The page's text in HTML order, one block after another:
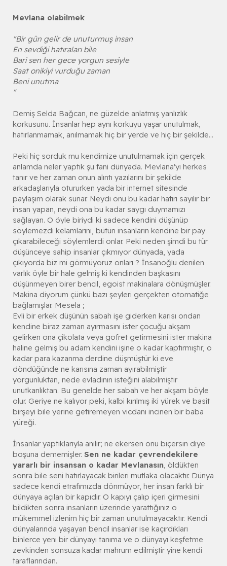
Mevlana olabilmek
"Bir gün gelir de unuturmuş insan
En sevdiği hatıraları bile
Bari sen her gece yorgun sesiyle
Saat onikiyi vurduğu zaman
Beni unutma
"
Demiş Selda Bağcan, ne güzelde anlatmış yanlızlık
korkusunu. İnsanlar hep aynı korkuyu yaşar unutulmak,
hatırlanmamak, anılmamak hiç bir yerde ve hiç bir şekilde...
Peki hiç sorduk mu kendimize unutulmamak için gerçek
anlamda neler yaptık şu fani dünyada. Mevlana'yı herkes
tanır ve her zaman onun alıntı yazılarını bir şekilde
arkadaşlarıyla otururken yada bir internet sitesinde
paylaşım olarak sunar. Neydi onu bu kadar hatırı sayılır bir
insan yapan, neydi ona bu kadar saygı duymamızı
sağlayan. O öyle biriydi ki sadece kendini düşünüp
söylemezdi kelamlarını, bütün insanların kendine bir pay
çıkarabileceği söylemlerdi onlar. Peki neden şimdi bu tür
düşünceye sahip insanlar çıkmıyor dünyada, yada
çıkıyorda biz mi görmüyoruz onları ? İnsanoğlu denilen
varlık öyle bir hale gelmiş ki kendinden başkasını
düşünmeyen birer bencil, egoist makinalara dönüşmüşler.
Makina diyorum çünkü bazı şeyleri gerçekten otomatiğe
bağlamışlar. Mesela ;
Evli bir erkek düşünün sabah işe giderken karısı ondan
kendine biraz zaman ayırmasını ister çocuğu akşam
gelirken ona çikolata veya gofret getirmesini ister makina
haline gelmiş bu adam kendini işine o kadar kaptırmıştır, o
kadar para kazanma derdine düşmüştür ki eve
döndüğünde ne karısına zaman ayırabilmiştir
yorgunluktan, nede evladının isteğini alabilmiştir
unutkanlıktan. Bu genelde her sabah ve her akşam böyle
olur. Geriye ne kalıyor peki, kalbi kırılmış iki yürek ve basit
birşeyi bile yerine getiremeyen vicdanı incinen bir baba
yüreği.
İnsanlar yaptıklarıyla anılır; ne ekersen onu biçersin diye
boşuna dememişler. Sen ne kadar çevrendekilere
yararlı bir insansan o kadar Mevlanasın , öldükten
sonra bile seni hatırlayacak birileri mutlaka olacaktır. Dünya
sadece kendi etrafımızda dönmüyor, her insan farklı bir
dünyaya açılan bir kapıdır. O kapıyı çalıp içeri girmesini
bildikten sonra insanların üzerinde yarattığınız o
mükemmel izlenim hiç bir zaman unutulmayacaktır. Kendi
dünyalarında yaşayan bencil insanlar ise kaçırdıkları
binlerce yeni bir dünyayı tanıma ve o dünyayı keşfetme
zevkinden sonsuza kadar mahrum edilmiştir yine kendi
taraflarından.